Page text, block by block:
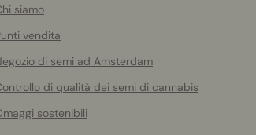
siamo
vendita
di semi ad Amsterdam
di qualità dei semi di cannabis
sostenibili